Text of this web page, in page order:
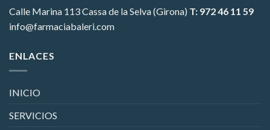
Calle Marina 113Cassa de la Selva (Girona) T: 972 46 11 59
info@farmaciabaleri.com
ENLACES
INICIO
SERVICIOS